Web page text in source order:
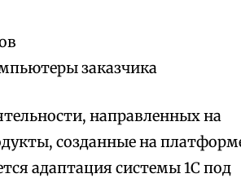
заказчика
направленных на
созданные на
адаптация системы 1С под